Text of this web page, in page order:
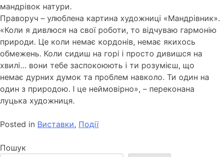
мандрівок натури.
Праворуч – улюблена картина художниці «Мандрівник».
«Коли я дивлюся на свої роботи, то відчуваю гармонію
природи. Це коли немає кордонів, немає якихось
обмежень. Коли сидиш на горі і просто дивишся на
хвилі… вони тебе заспокоюють і ти розумієш, що
немає дурних думок та проблем навколо. Ти один на
один з природою. І це неймовірно», – переконана
луцька художниця.
Posted in Виставки, Події
Пошук